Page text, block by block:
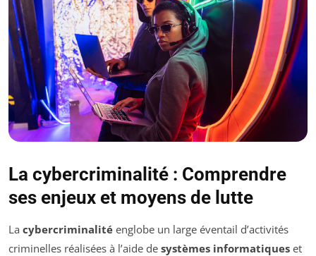
La cybercriminalité : Comprendre
ses enjeux et moyens de lutte
La cybercriminalité englobe un large éventail d’activités
criminelles réalisées à l’aide de systèmes informatiques et